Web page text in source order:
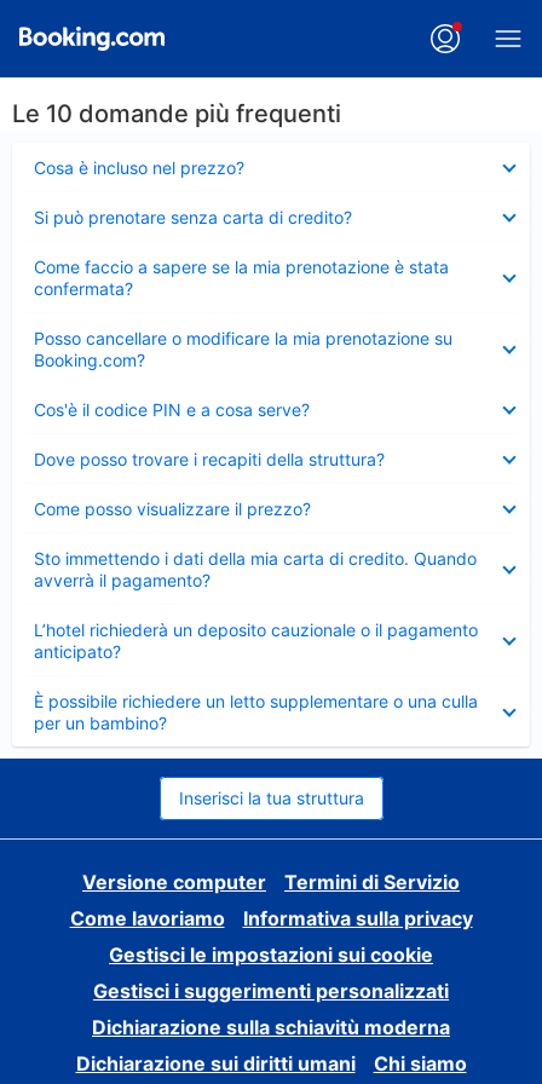
Le 10 domande più frequenti
Cosa è incluso nel prezzo?
chiuso
Si può prenotare senza carta di credito?
chiuso
Come faccio a sapere se la mia prenotazione è stata
confermata?
chiuso
Posso cancellare o modificare la mia prenotazione su
Booking.com?
chiuso
Cos'è il codice PIN e a cosa serve?
chiuso
Dove posso trovare i recapiti della struttura?
chiuso
Come posso visualizzare il prezzo?
chiuso
Sto immettendo i dati della mia carta di credito. Quando
avverrà il pagamento?
chiuso
L’hotel richiederà un deposito cauzionale o il pagamento
anticipato?
chiuso
È possibile richiedere un letto supplementare o una culla
per un bambino?
Elemento
chiuso
Inserisci la tua struttura
Versione computer
Termini di Servizio
Come lavoriamo
Informativa sulla privacy
Gestisci le impostazioni sui cookie
Gestisci i suggerimenti personalizzati
Dichiarazione sulla schiavitù moderna
Dichiarazione sui diritti umani
Chi siamo